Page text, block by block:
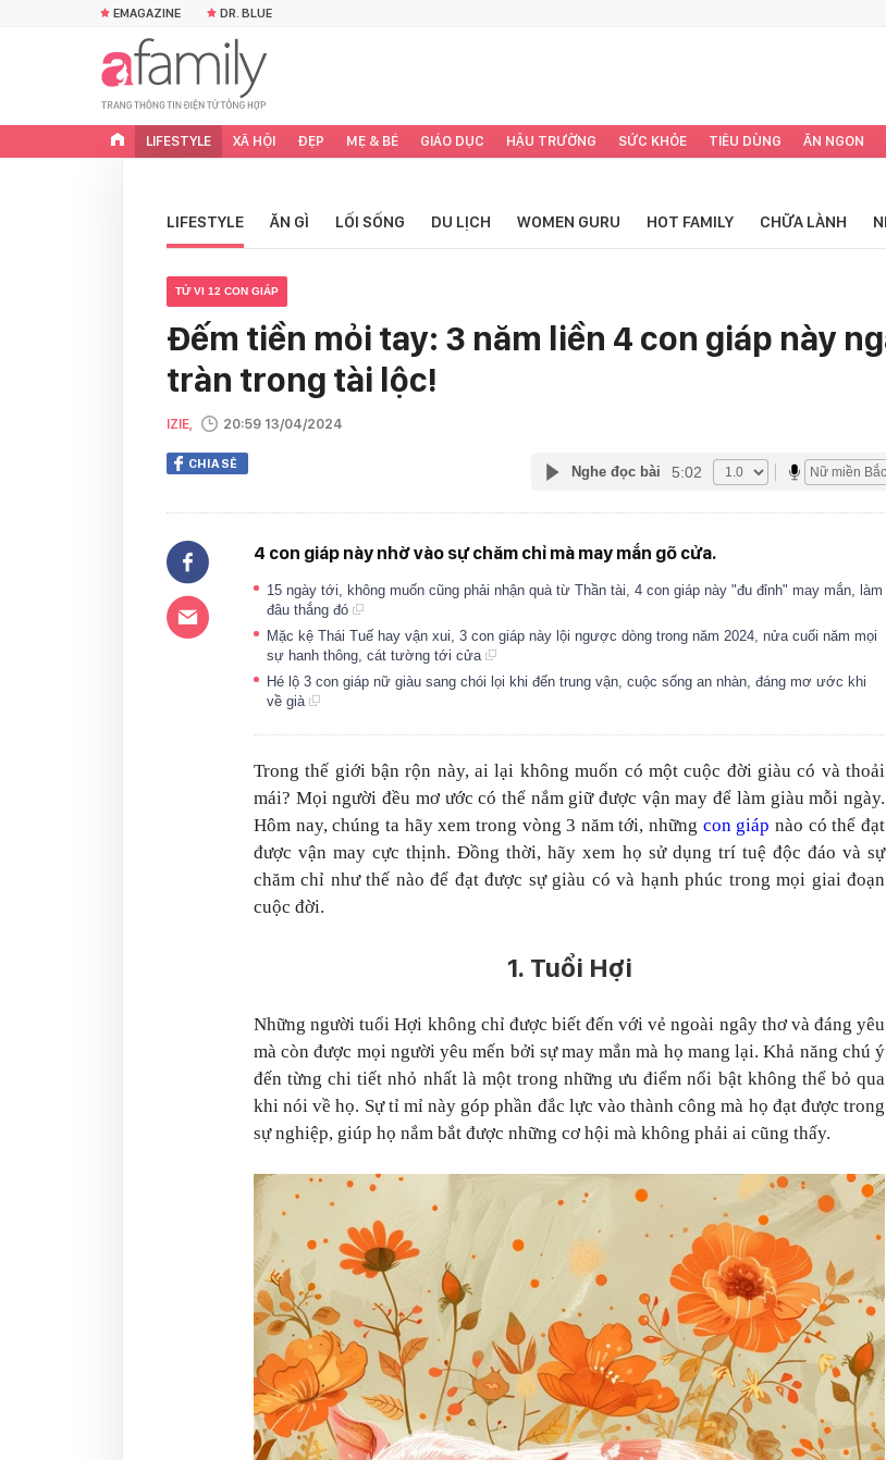
EMAGAZINE DR. BLUE
LIFESTYLE XÃ HỘI ĐẸP MẸ & BÉ GIÁO DỤC HẬU TRƯỜNG SỨC KHỎE TIÊU DÙNG ĂN NGON
LIFESTYLE ĂN GÌ LỐI SỐNG DU LỊCH WOMEN GURU HOT FAMILY CHỮA LÀNH
TỬ VI 12 CON GIÁP
Đếm tiền mỏi tay: 3 năm liền 4 con giáp này
tràn trong tài lộc!
IZIE, 20:59 13/04/2024
CHIA SẺ Nghe đọc bài 5:02
4 con giáp này nhờ vào sự chăm chỉ mà may mắn gõ cửa.
15 ngày tới, không muốn cũng phải nhận quà từ Thần tài, 4 con giáp này "đu đỉnh" may mắn, làm
đâu thắng đó
Mặc kệ Thái Tuế hay vận xui, 3 con giáp này lội ngược dòng trong năm 2024, nửa cuối năm mọi
sự hanh thông, cát tường tới cửa
Hé lộ 3 con giáp nữ giàu sang chói lọi khi đến trung vận, cuộc sống an nhàn, đáng mơ ước khi
về già
Trong thế giới bận rộn này, ai lại không muốn có một cuộc đời giàu có và thoải
mái? Mọi người đều mơ ước có thể nắm giữ được vận may để làm giàu mỗi ngày.
Hôm nay, chúng ta hãy xem trong vòng 3 năm tới, những con giáp nào có thể đạt
được vận may cực thịnh. Đồng thời, hãy xem họ sử dụng trí tuệ độc đáo và sự
chăm chỉ như thế nào để đạt được sự giàu có và hạnh phúc trong mọi giai đoạn
cuộc đời.
1. Tuổi Hợi
Những người tuổi Hợi không chỉ được biết đến với vẻ ngoài ngây thơ và đáng yêu
mà còn được mọi người yêu mến bởi sự may mắn mà họ mang lại. Khả năng chú ý
đến từng chi tiết nhỏ nhất là một trong những ưu điểm nổi bật không thể bỏ qua
khi nói về họ. Sự tỉ mỉ này góp phần đắc lực vào thành công mà họ đạt được trong
sự nghiệp, giúp họ nắm bắt được những cơ hội mà không phải ai cũng thấy.